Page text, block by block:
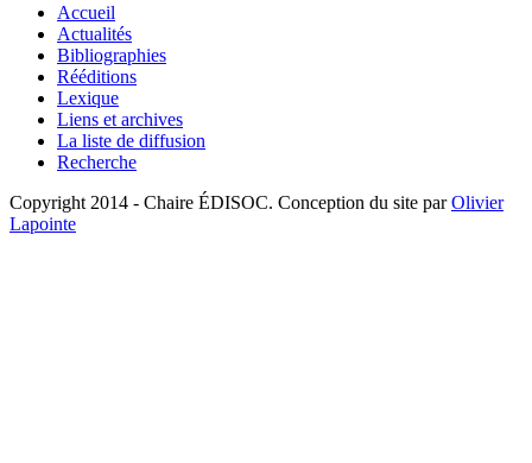
Accueil
Actualités
Bibliographies
Rééditions
Lexique
Liens et archives
La liste de diffusion
Recherche
Copyright 2014 - Chaire ÉDISOC. Conception du site parOlivier
Lapointe